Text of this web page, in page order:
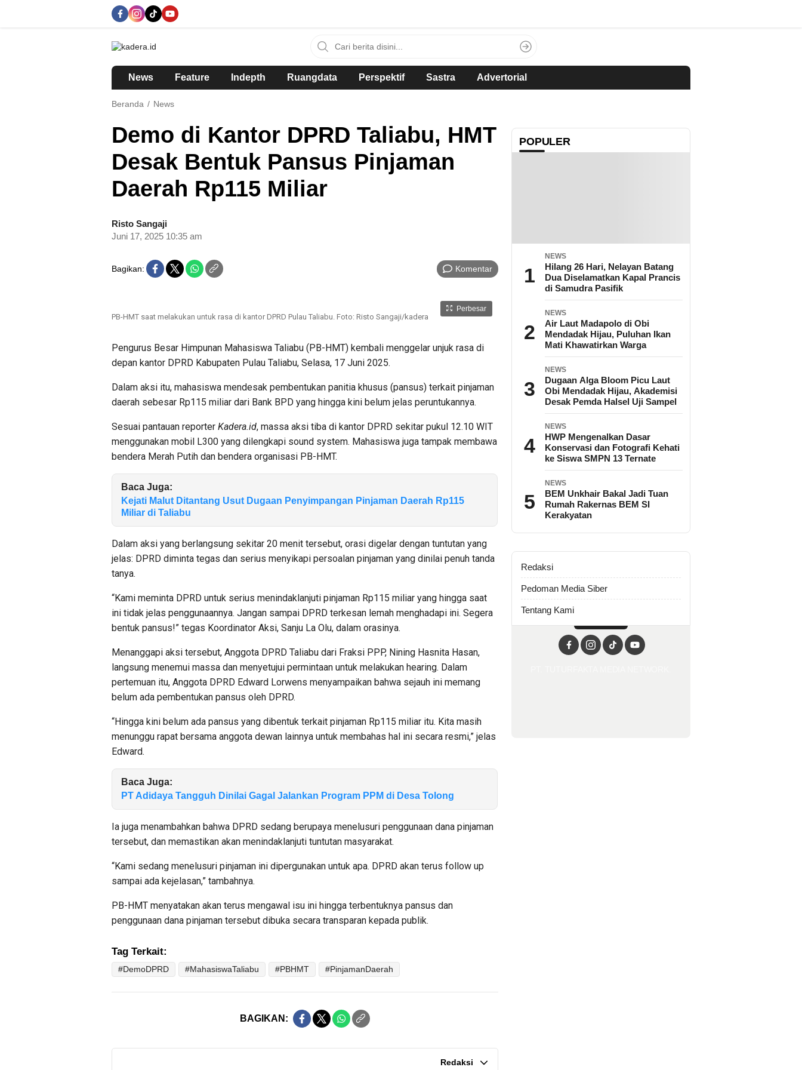
kadera.id
Tempat bertutur
News Feature Indepth Ruangdata Perspektif Sastra Advertorial
Beranda News
Demo di Kantor DPRD Taliabu, HMT
Desak Bentuk Pansus Pinjaman
Daerah Rp115 Miliar
Risto Sangaji
Juni 17, 2025 10:35 am
Bagikan: Komentar
Perbesar
PB-HMT saat melakukan untuk rasa di kantor DPRD Pulau Taliabu. Foto: Risto Sangaji/kadera
Pengurus Besar Himpunan Mahasiswa Taliabu (PB-HMT) kembali menggelar unjuk rasa di
depan kantor DPRD Kabupaten Pulau Taliabu, Selasa, 17 Juni 2025.
Dalam aksi itu, mahasiswa mendesak pembentukan panitia khusus (pansus) terkait pinjaman
daerah sebesar Rp115 miliar dari Bank BPD yang hingga kini belum jelas peruntukannya.
Sesuai pantauan reporter Kadera.id, massa aksi tiba di kantor DPRD sekitar pukul 12.10 WIT
menggunakan mobil L300 yang dilengkapi sound system. Mahasiswa juga tampak membawa
bendera Merah Putih dan bendera organisasi PB-HMT.
Baca Juga:
Kejati Malut Ditantang Usut Dugaan Penyimpangan Pinjaman Daerah Rp115
Miliar di Taliabu
Dalam aksi yang berlangsung sekitar 20 menit tersebut, orasi digelar dengan tuntutan yang
jelas: DPRD diminta tegas dan serius menyikapi persoalan pinjaman yang dinilai penuh tanda
tanya.
“Kami meminta DPRD untuk serius menindaklanjuti pinjaman Rp115 miliar yang hingga saat
ini tidak jelas penggunaannya. Jangan sampai DPRD terkesan lemah menghadapi ini. Segera
bentuk pansus!” tegas Koordinator Aksi, Sanju La Olu, dalam orasinya.
Menanggapi aksi tersebut, Anggota DPRD Taliabu dari Fraksi PPP, Nining Hasnita Hasan,
langsung menemui massa dan menyetujui permintaan untuk melakukan hearing. Dalam
pertemuan itu, Anggota DPRD Edward Lorwens menyampaikan bahwa sejauh ini memang
belum ada pembentukan pansus oleh DPRD.
“Hingga kini belum ada pansus yang dibentuk terkait pinjaman Rp115 miliar itu. Kita masih
menunggu rapat bersama anggota dewan lainnya untuk membahas hal ini secara resmi,” jelas
Edward.
Baca Juga:
PT Adidaya Tangguh Dinilai Gagal Jalankan Program PPM di Desa Tolong
Ia juga menambahkan bahwa DPRD sedang berupaya menelusuri penggunaan dana pinjaman
tersebut, dan memastikan akan menindaklanjuti tuntutan masyarakat.
“Kami sedang menelusuri pinjaman ini dipergunakan untuk apa. DPRD akan terus follow up
sampai ada kejelasan,” tambahnya.
PB-HMT menyatakan akan terus mengawal isu ini hingga terbentuknya pansus dan
penggunaan dana pinjaman tersebut dibuka secara transparan kepada publik.
Tag Terkait:
#DemoDPRD #MahasiswaTaliabu #PBHMT #PinjamanDaerah
BAGIKAN:
Redaksi
POPULER
1
NEWS
Hilang 26 Hari, Nelayan Batang
Dua Diselamatkan Kapal Prancis
di Samudra Pasifik
2
NEWS
Air Laut Madapolo di Obi
Mendadak Hijau, Puluhan Ikan
Mati Khawatirkan Warga
3
NEWS
Dugaan Alga Bloom Picu Laut
Obi Mendadak Hijau, Akademisi
Desak Pemda Halsel Uji Sampel
4
NEWS
HWP Mengenalkan Dasar
Konservasi dan Fotografi Kehati
ke Siswa SMPN 13 Ternate
5
NEWS
BEM Unkhair Bakal Jadi Tuan
Rumah Rakernas BEM SI
Kerakyatan
Redaksi
Pedoman Media Siber
Tentang Kami